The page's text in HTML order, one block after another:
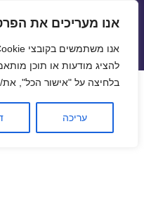
אנו מעריכים את
להציג מודעות או תוכן
בלחיצה על "אישור הכל", את/
עריכה
שערי חליפין
שער ביטקוין לתאריך